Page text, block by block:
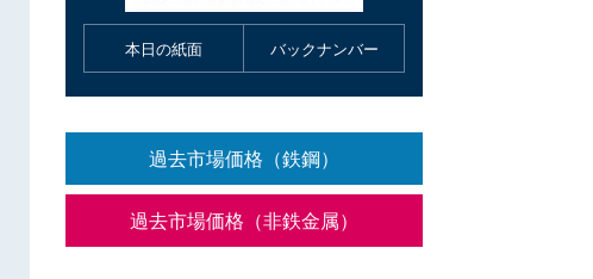
本日の紙面 バックナンバー
過去市場価格（鉄鋼）
過去市場価格（非鉄金属）